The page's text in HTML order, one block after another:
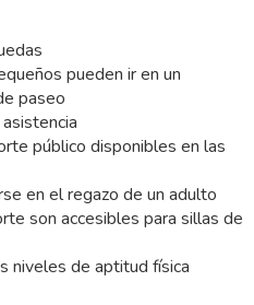
pueden ir en un
paseo
público disponibles en las
en el regazo de un adulto
son accesibles para sillas de
niveles de aptitud física